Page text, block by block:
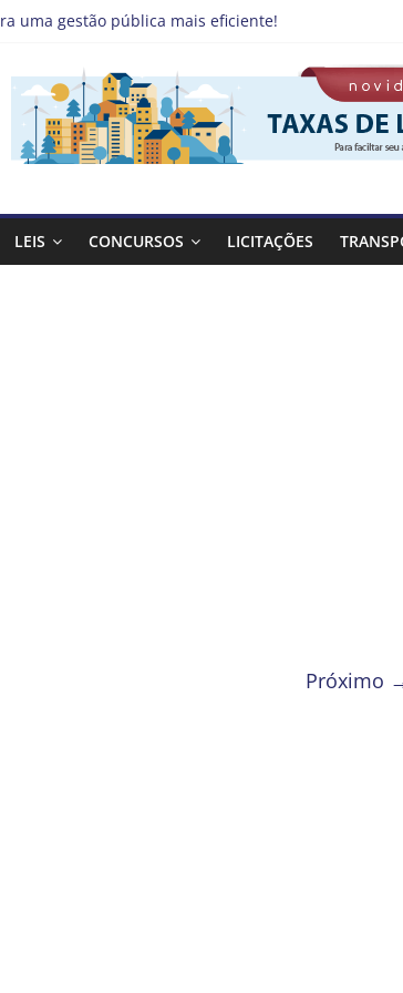
uma gestão pública mais eficiente!
divulga novo cronograma dos editais da PNAB
de vacinação contra a Febre Amarela na região da
LEIS CONCURSOS LICITAÇÕES
Próximo